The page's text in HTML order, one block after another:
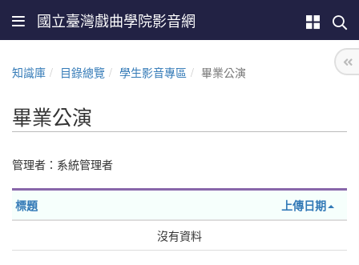
國立臺灣戲曲學院影音網
知識庫 目錄總覽 學生影音專區 畢業公演
畢業公演
管理者：系統管理者
標題
上傳日期
沒有資料